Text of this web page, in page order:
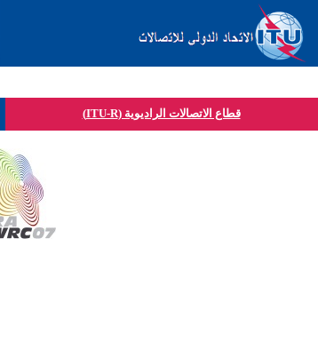
قطاع الاتصالات الراديوية (ITU-R)